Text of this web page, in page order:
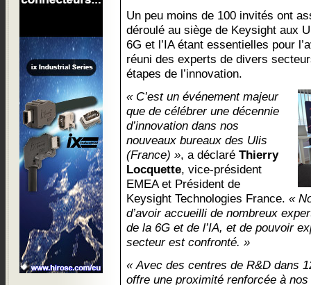
Un peu moins de 100 invités ont
déroulé au siège de Keysight aux
6G et l’IA étant essentielles pour
réuni des experts de divers
étapes de l’innovation.
« C’est un événement majeur
que de célébrer une décennie
d’innovation dans nos
nouveaux bureaux des Ulis
(France) », a déclaré Thierry
Locquette, vice-président
EMEA et Président de
Keysight Technologies France. «
d’avoir accueilli de nombreux
de la 6G et de l’IA, et de pouvoir
secteur est confronté. »
« Avec des centres de R&D dans
offre une proximité renforcée à